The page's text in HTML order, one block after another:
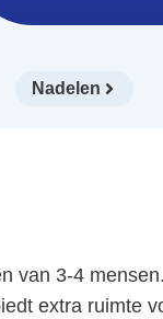
Nadelen
van 3-4
extra ruimte